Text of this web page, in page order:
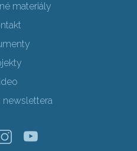
materiály
newslettera